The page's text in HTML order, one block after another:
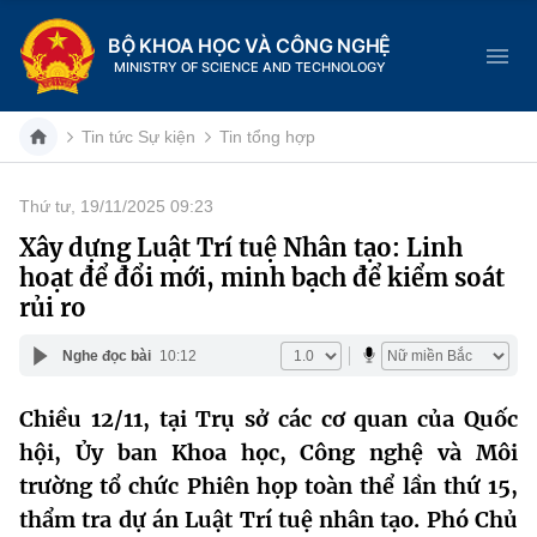
BỘ KHOA HỌC VÀ CÔNG NGHỆ
MINISTRY OF SCIENCE AND TECHNOLOGY
Danh mục
Trang chủ
Cơ cấu tổ chức
Lịch sử phát triển
Khoa học và Công nghệ
Đổi mới sáng tạo
Dịch vụ công
Hệ thống văn bản
Tin tức Sự kiện Tin tổng hợp
Thứ tư, 19/11/2025 09:23
Xây dựng Luật Trí tuệ Nhân tạo: Linh
hoạt để đổi mới, minh bạch để kiểm soát
rủi ro
Nghe đọc bài 10:12
Chiều 12/11, tại Trụ sở các cơ quan của Quốc
hội, Ủy ban Khoa học, Công nghệ và Môi
trường tổ chức Phiên họp toàn thể lần thứ 15,
thẩm tra dự án Luật Trí tuệ nhân tạo. Phó Chủ